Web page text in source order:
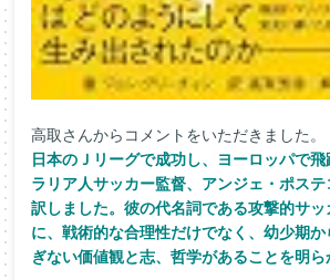
高取さんからコメントをいただきました。
日本のＪリーグで成功し、
ヨーロッパで
ラリア人サッカー監督、 アンジェ・ポス
訳しました。 彼の代名詞である攻撃的サ
に、 戦術的な合理性だけでなく、 幼少期か
ぎない価値観と志、 哲学があることを明ら